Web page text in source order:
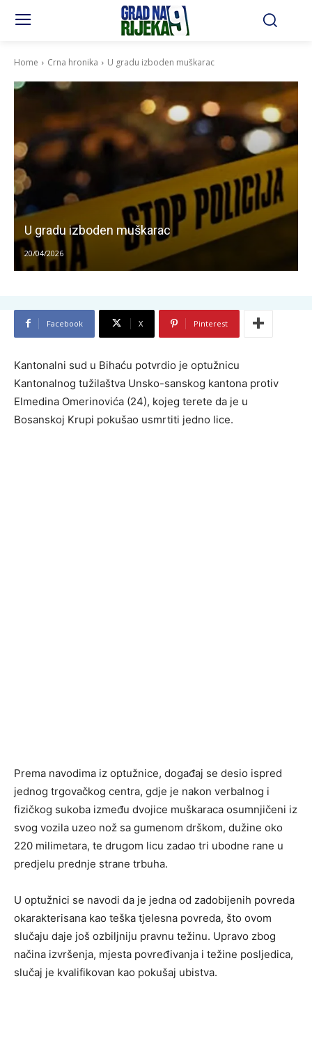
Home Crna hronika U gradu izboden muškarac
U gradu izboden muškarac
20/04/2026
Facebook X Pinterest
Kantonalni sud u Bihaću potvrdio je optužnicu
Kantonalnog tužilaštva Unsko-sanskog kantona protiv
Elmedina Omerinovića (24), kojeg terete da je u
Bosanskoj Krupi pokušao usmrtiti jedno lice.
Prema navodima iz optužnice, događaj se desio ispred
jednog trgovačkog centra, gdje je nakon verbalnog i
fizičkog sukoba između dvojice muškaraca osumnjičeni iz
svog vozila uzeo nož sa gumenom drškom, dužine oko
220 milimetara, te drugom licu zadao tri ubodne rane u
predjelu prednje strane trbuha.
U optužnici se navodi da je jedna od zadobijenih povreda
okarakterisana kao teška tjelesna povreda, što ovom
slučaju daje još ozbiljniju pravnu težinu. Upravo zbog
načina izvršenja, mjesta povređivanja i težine posljedica,
slučaj je kvalifikovan kao pokušaj ubistva.